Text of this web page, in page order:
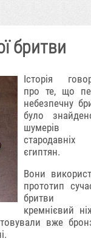
бритви
Історія
про те, що
небезпечну
було
стародавніх
єгиптян.
Вони
прототип
кремнієвий
вже